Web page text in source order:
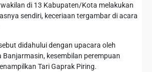
di 13 Kabupaten/Kota melakukan
sendiri, keceriaan tergambar di acara
didahului dengan upacara oleh
Banjarmasin, kesembilan perempuan
Tari Gaprak Piring.